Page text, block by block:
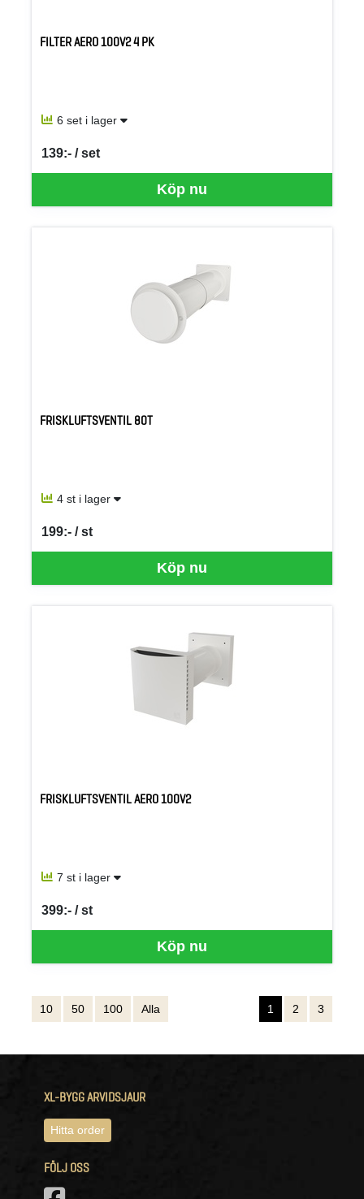
FILTER AERO 100V2 4 PK
6 set i lager
Köp nu
139:- / set
SEK per SET
FRISKLUFTSVENTIL 80T
4 st i lager
Köp nu
199:- / st
SEK per ST
FRISKLUFTSVENTIL AERO 100V2
7 st i lager
Köp nu
399:- / st
SEK per ST
10 50 100 Alla 1 2 3
XL-BYGG ARVIDSJAUR
Hitta order
FÖLJ OSS